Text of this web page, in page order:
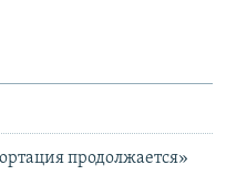
продолжается»